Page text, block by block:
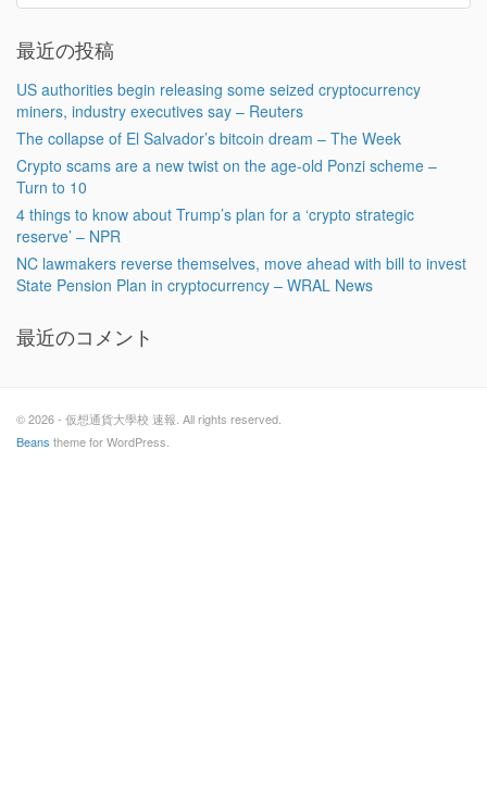
最近の投稿
US authorities begin releasing some seized cryptocurrency
miners, industry executives say – Reuters
The collapse of El Salvador’s bitcoin dream – The Week
Crypto scams are a new twist on the age-old Ponzi scheme –
Turn to 10
4 things to know about Trump’s plan for a ‘crypto strategic
reserve’ – NPR
NC lawmakers reverse themselves, move ahead with bill to invest
State Pension Plan in cryptocurrency – WRAL News
最近のコメント
© 2026 - 仮想通貨大學校 速報. All rights reserved.
Beans theme for WordPress.